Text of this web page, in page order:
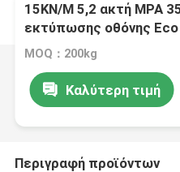
15KN/M 5,2 ακτή MPA
εκτύπωσης οθόνης
MOQ：200kg
Καλύτερη τιμή
Περιγραφή προϊόντων